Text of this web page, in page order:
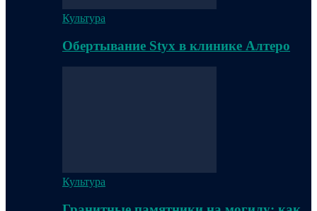
Культура
Обертывание Styx в клинике Алтеро
Культура